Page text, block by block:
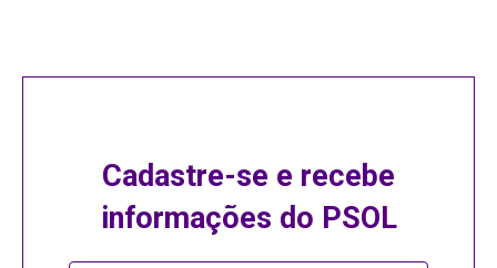
Cadastre-se e recebe
informações do PSOL